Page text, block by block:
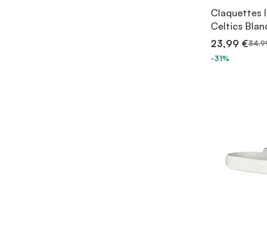
Claquettes
Celtics
23,99 €
-31%